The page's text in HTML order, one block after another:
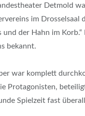
Detmold
im Drosselsaal
und der Hahn im
bekannt.
war komplett
Protagonisten,
Spielzeit fast